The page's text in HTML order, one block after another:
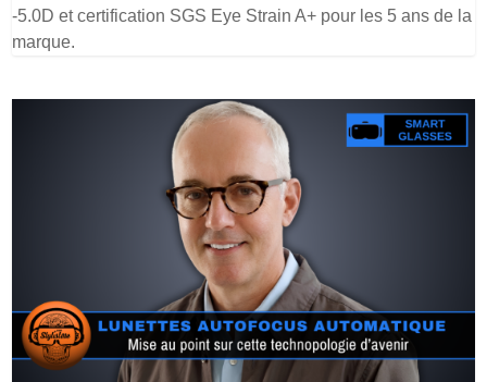
-5.0D et certification SGS Eye Strain A+ pour les 5 ans de la
marque.